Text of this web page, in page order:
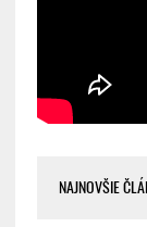
NAJNOVŠIE